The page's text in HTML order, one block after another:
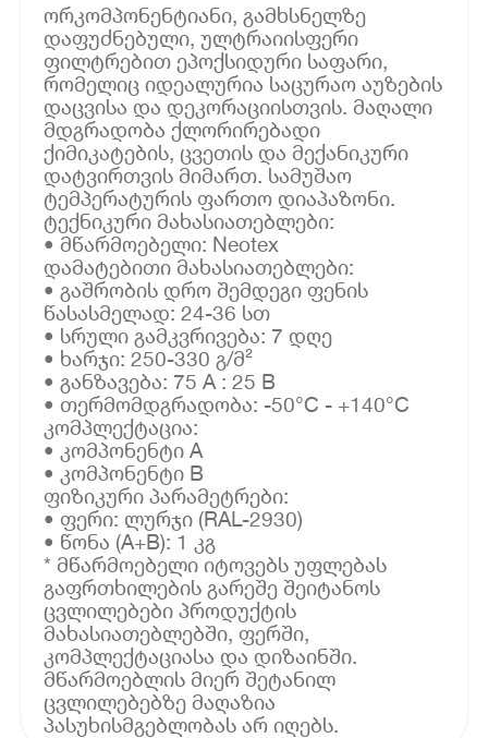
ორკომპონენტიანი, გამხსნელზე
დაფუძნებული, ულტრაიისფერი
ფილტრებით ეპოქსიდური საფარი,
რომელიც იდეალურია საცურაო აუზების
დაცვისა და დეკორაციისთვის. მაღალი
მდგრადობა ქლორირებადი
ქიმიკატების, ცვეთის და მექანიკური
დატვირთვის მიმართ. სამუშაო
ტემპერატურის ფართო დიაპაზონი.
ტექნიკური მახასიათებლები:
• მწარმოებელი: Neotex
დამატებითი მახასიათებლები:
• გაშრობის დრო შემდეგი ფენის
წასასმელად: 24-36 სთ
• სრული გამკვრივება: 7 დღე
• ხარჯი: 250-330 გ/მ²
• განზავება: 75 A : 25 B
• თერმომდგრადობა: -50°C - +140°C
კომპლექტაცია:
• კომპონენტი A
• კომპონენტი B
ფიზიკური პარამეტრები:
• ფერი: ლურჯი (RAL-2930)
• წონა (A+B): 1 კგ
* მწარმოებელი იტოვებს უფლებას
გაფრთხილების გარეშე შეიტანოს
ცვლილებები პროდუქტის
მახასიათებლებში, ფერში,
კომპლექტაციასა და დიზაინში.
მწარმოებლის მიერ შეტანილ
ცვლილებებზე მაღაზია
პასუხისმგებლობას არ იღებს.